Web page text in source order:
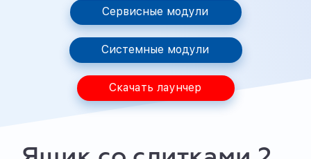
Сервисные модули
Системные модули
Скачать лаунчер